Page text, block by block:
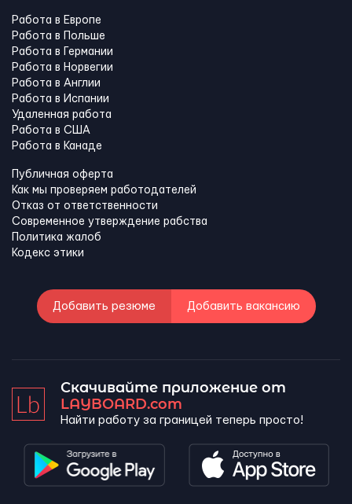
Работа в Европе
Работа в Польше
Работа в Германии
Работа в Норвегии
Работа в Англии
Работа в Испании
Удаленная работа
Работа в США
Работа в Канадe
Публичная оферта
Как мы проверяем работодателей
Отказ от ответственности
Современное утверждение рабства
Политика жалоб
Кодекс этики
Добавить резюме Добавить вакансию
Скачивайте приложение от
LAYBOARD.com
Найти работу за границей теперь просто!